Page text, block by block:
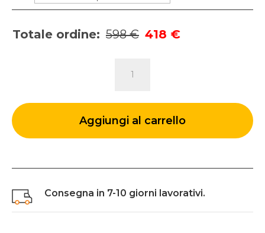
Totale ordine: 598 € 418 €
AZZURRA
Aggiungi al carrello
Consegna in 7-10 giorni lavorativi.